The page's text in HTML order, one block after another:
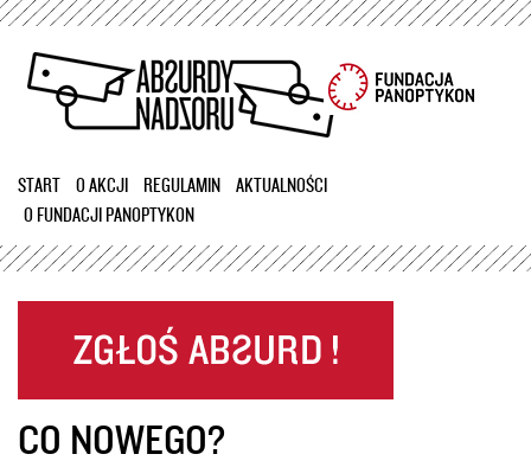
Przejdź
treści
START O AKCJI REGULAMIN
AKTUALNOŚCI
O FUNDACJI PANOPTYKON
CO NOWEGO?